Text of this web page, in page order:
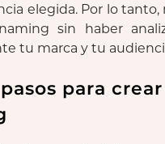
elegida. Por lo
sin haber
tu marca y tu
para